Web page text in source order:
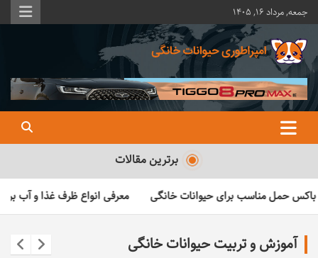
محتوا
بروید
جمعه, مرداد ۱۶, ۱۴۰۵
امپراطوری حیوانات خانگی
همه چیز در مورد حیوانات خانگی
برترین مقالات
خانگی معرفی انواع ظرف غذا و آب برای سگ‌ها و گربه‌ها
آموزش و تربیت حیوانات خانگی